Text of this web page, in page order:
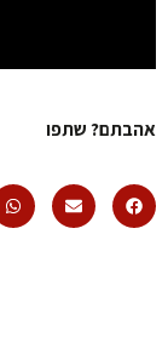
אהבתם? שתפו